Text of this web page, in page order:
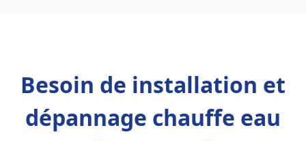
Besoin de installation et
dépannage chauffe eau